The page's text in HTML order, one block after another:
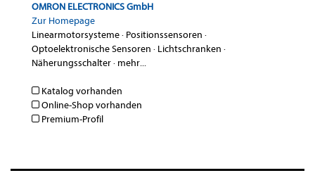
OMRON ELECTRONICS GmbH
Zur Homepage
Linearmotorsysteme· Positionssensoren ·
Optoelektronische Sensoren · Lichtschranken ·
Näherungsschalter· mehr...
Katalog vorhanden
Online-Shop vorhanden
Premium-Profil